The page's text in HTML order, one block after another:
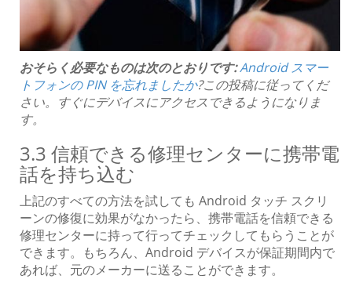
おそらく必要なものは次のとおりです:Android スマー
トフォンの PIN を忘れましたか?この投稿に従ってくだ
さい。すぐにデバイスにアクセスできるようになりま
す。
3.3 信頼できる修理センターに携帯電
話を持ち込む
上記のすべての方法を試しても Android タッチ スクリ
ーンの修復に効果がなかったら、携帯電話を信頼できる
修理センターに持って行ってチェックしてもらうことが
できます。もちろん、Android デバイスが保証期間内で
あれば、元のメーカーに送ることができます。